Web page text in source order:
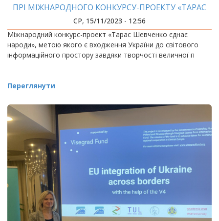
ПРІ МІЖНАРОДНОГО КОНКУРСУ-ПРОЕКТУ «ТАРАС
ШЕВЧЕНКО ЄДНАЄ НАРОДИ»
СР, 15/11/2023 - 12:56
Міжнародний конкурс-проект «Тарас Шевченко єднає
народи», метою якого є входження України до світового
інформаційного простору завдяки творчості величної п
Переглянути